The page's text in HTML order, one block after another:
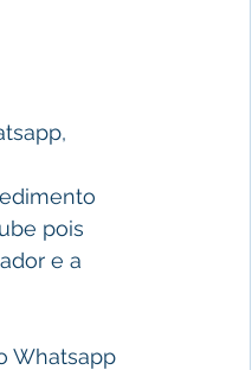
pois
e a
Whatsapp